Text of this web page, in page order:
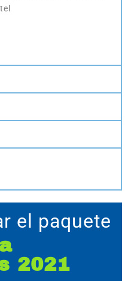
el paquete
2021